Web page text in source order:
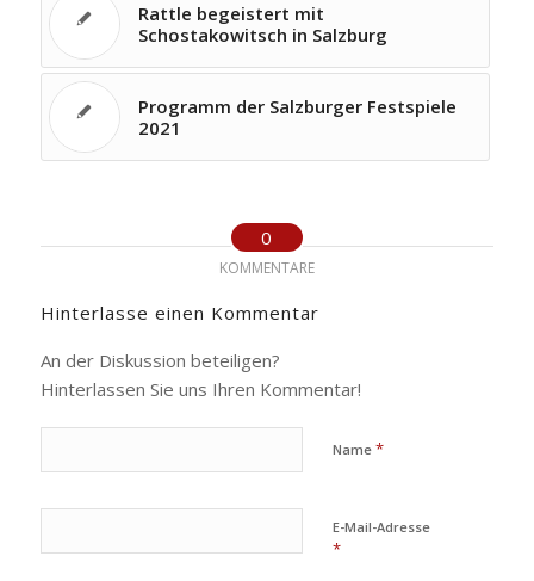
Rattle begeistert mit
Schostakowitsch in Salzburg
Programm der Salzburger Festspiele
2021
0
KOMMENTARE
Hinterlasse einen Kommentar
An der Diskussion beteiligen?
Hinterlassen Sie uns Ihren Kommentar!
Name *
E-Mail-Adresse
*